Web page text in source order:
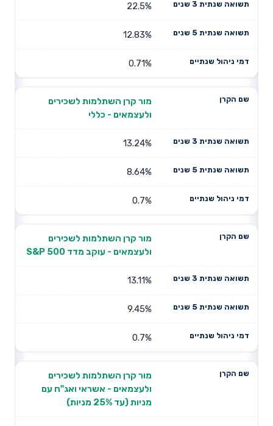
22.5%
12.83%
0.71%
מור קרן השתלמות לשכירים
ולעצמאים - כללי
13.24%
8.64%
0.7%
מור קרן השתלמות לשכירים
ולעצמאים - עוקב מדד S&P 500
13.11%
9.45%
0.7%
מור קרן השתלמות לשכירים
ולעצמאים - אשראי ואג"ח עם
מניות (עד 25% מניות)